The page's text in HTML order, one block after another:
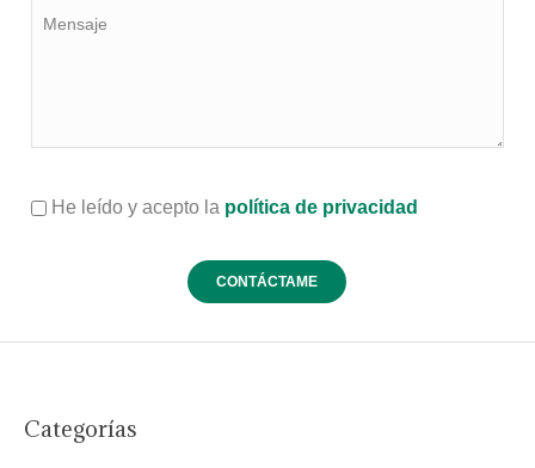
He leído y acepto la política de privacidad
Categorías